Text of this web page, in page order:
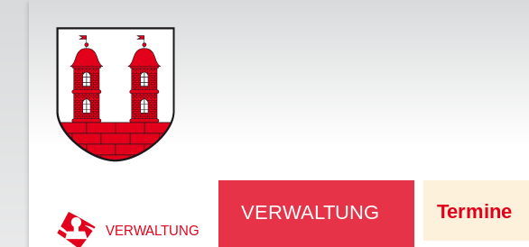
VERWALTUNG
VERWALTUNG Termine